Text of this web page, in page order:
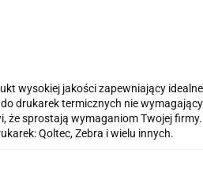
wysokiej jakości zapewniający
drukarek termicznych nie
że sprostają wymaganiom Twojej
Qoltec, Zebra i wielu innych.